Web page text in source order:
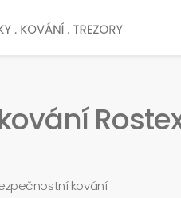
Rostex
kování